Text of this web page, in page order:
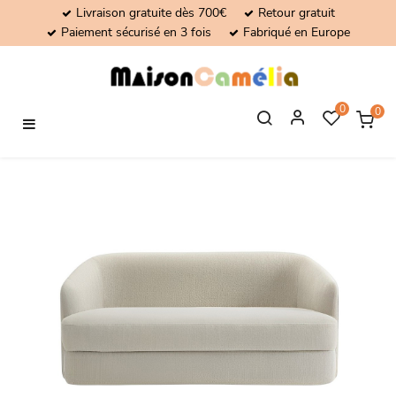
Livraison gratuite dès 700€
Retour gratuit
Paiement sécurisé en 3 fois
Fabriqué en Europe
Basculer
☰
0 0